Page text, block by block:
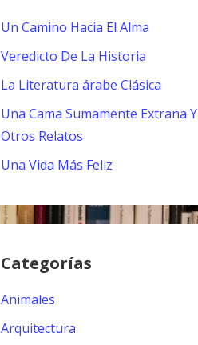
Un Camino Hacia El Alma
Veredicto De La Historia
La Literatura árabe Clásica
Una Cama Sumamente Extrana Y
Otros Relatos
Una Vida Más Feliz
Categorías
Animales
Arquitectura